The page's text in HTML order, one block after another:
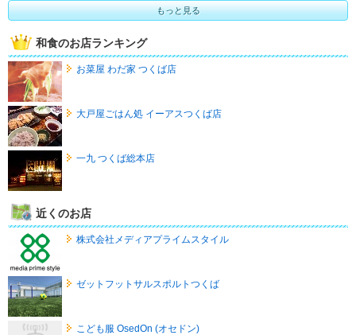
もっと見る
和食のお店ランキング
お菜屋 わだ家 つくば店
大戸屋ごはん処 イーアスつくば店
一九 つくば総本店
近くのお店
株式会社メディアプライムスタイル
ゼットフットサルスポルトつくば
こども服 OsedOn (オセドン)